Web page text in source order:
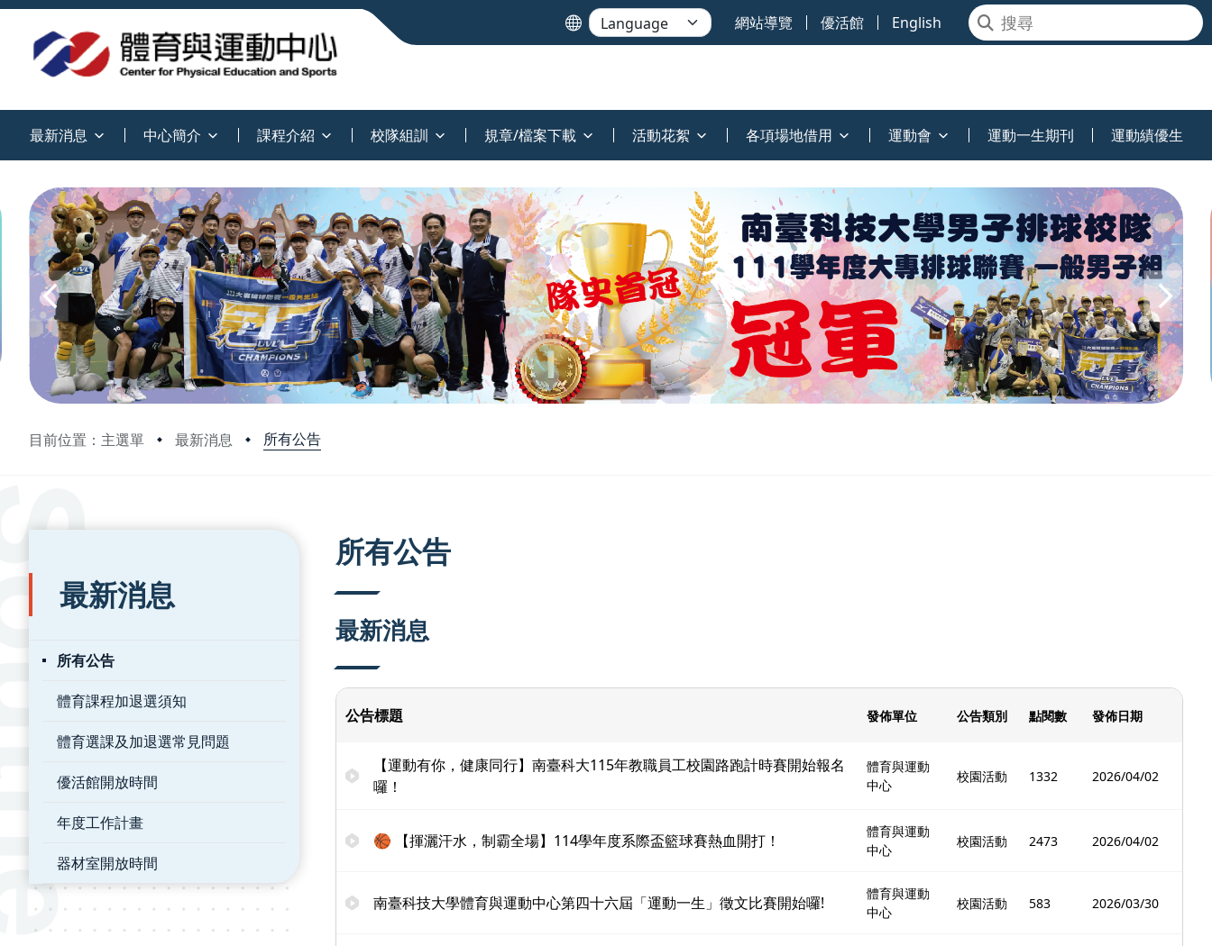
網站導覽 優活館 English
最新消息 中心簡介 課程介紹 校隊組訓 規章/檔案下載 活動花絮 各項場地借用 運動會 運動一生期刊 運動績優生
目前位置：主選單 最新消息 所有公告
:::
最新消息
所有公告
體育課程加退選須知
體育選課及加退選常見問題
優活館開放時間
年度工作計畫
器材室開放時間
所有公告
最新消息
公告標題 發佈單位 公告類別 點閱數 發佈日期
【運動有你，健康同行】南臺科大115年教職員工校園路跑計時賽開始報名
囉！
體育與運動
中心
校園活動 1332 2026/04/02
🏀 【揮灑汗水，制霸全場】114學年度系際盃籃球賽熱血開打！
體育與運動
中心
校園活動 2473 2026/04/02
南臺科技大學體育與運動中心第四十六屆「運動一生」徵文比賽開始囉!
體育與運動
中心
校園活動 583 2026/03/30